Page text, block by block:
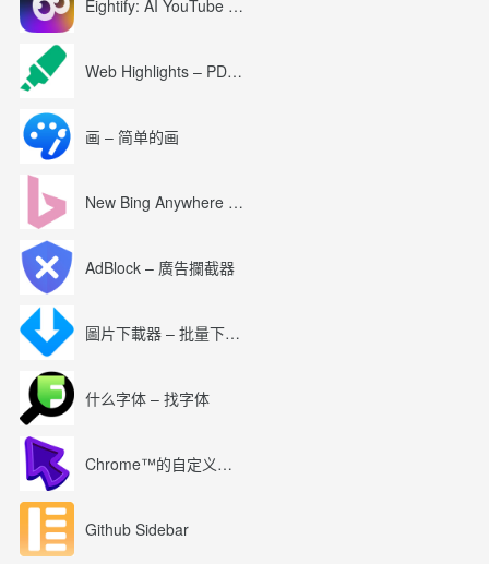
Eightify: AI YouTube Summary with ChatGPT
Web Highlights – PDF & Web Highlighter
画 – 简单的画
New Bing Anywhere (Bing Chat GPT-4)
AdBlock – 廣告攔截器
圖片下載器 – 批量下載圖片
什么字体 – 找字体
Chrome™的自定义光标
Github Sidebar